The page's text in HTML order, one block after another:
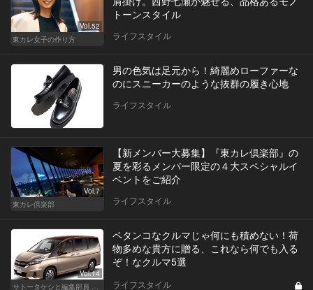
Vol.52
東カレ女子の作り方
トーンスタイル
ライフスタイル
男の色気は足元から！綺麗めローファーな
のにスニーカーのような抜群の履き心地
ライフスタイル
Vol.7
東カレ倶楽部
【新メンバー大募集】『東カレ倶楽部』の
夏を彩るメンバー限定の４大スペシャルイ
ベントをご紹介
ライフスタイル
Vol.14
サトータケシと編集部員 船山の"CAR GENTSへの道"
ペタンコなクルマじゃ何にも積めない！荷
物多めな貴方に贈る、これなら何でも入る
ぞ！なクルマ5選
ライフスタイル